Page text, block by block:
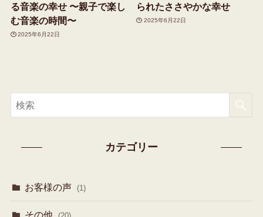
る音楽の幸せ 〜親子で楽し
む音楽の時間〜
2025年6月22日
られたささやかな幸せ
2025年6月22日
カテゴリー
お客様の声 (1)
その他